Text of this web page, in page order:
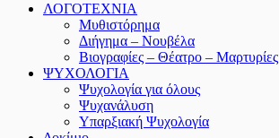
ΛΟΓΟΤΕΧΝΙΑ
Μυθιστόρημα
Διήγημα – Νουβέλα
Βιογραφίες – Θέατρο – Μαρτυρίες
ΨΥΧΟΛΟΓΙΑ
Ψυχολογία για όλους
Ψυχανάλυση
Υπαρξιακή Ψυχολογία